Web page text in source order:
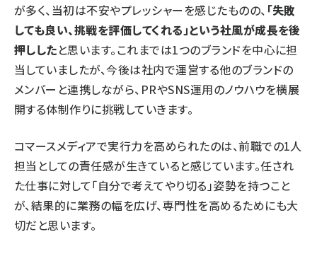
が多く、当初は不安やプレッシャーを感じたものの、 「失敗
しても良い、挑戦を評価してくれる」という社風が成長を後
押ししたと思います。これまでは1つのブランドを中心に担
当していましたが、今後は社内で運営する他のブランドの
メンバーと連携しながら、PRやSNS運用のノウハウを横展
開する体制作りに挑戦していきます。
コマースメディアで実行力を高められたのは、前職での1人
担当としての責任感が生きていると感じています。任され
た仕事に対して「自分で考えてやり切る」姿勢を持つこと
が、結果的に業務の幅を広げ、専門性を高めるためにも大
切だと思います。